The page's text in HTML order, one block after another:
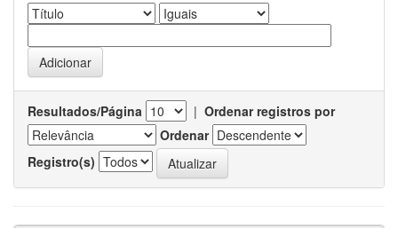
Resultados/Página | Ordenar registros por
Ordenar
Registro(s)